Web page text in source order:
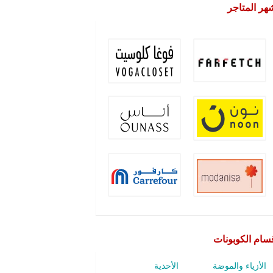
المتاجر
الكوبونات
الأزياء والموضة الأحذية